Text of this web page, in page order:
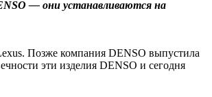
— они устанавливаются на
Позже компания DENSO выпустила
эти изделия DENSO и сегодня